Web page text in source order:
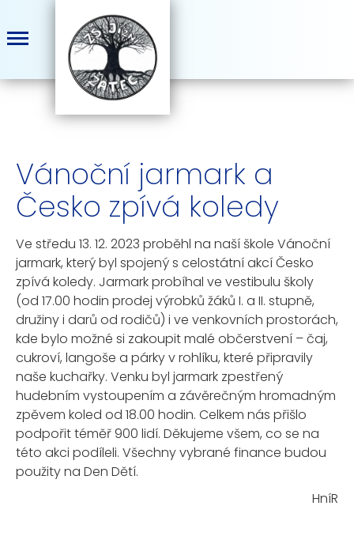
Vánoční jarmark a
Česko zpívá koledy
Ve středu 13. 12. 2023 proběhl na naší škole Vánoční
jarmark, který byl spojený s celostátní akcí Česko
zpívá koledy. Jarmark probíhal ve vestibulu školy
(od 17.00 hodin prodej výrobků žáků I. a II. stupně,
družiny i darů od rodičů) i ve venkovních prostorách,
kde bylo možné si zakoupit malé občerstvení – čaj,
cukroví, langoše a párky v rohlíku, které připravily
naše kuchařky. Venku byl jarmark zpestřený
hudebním vystoupením a závěrečným hromadným
zpěvem koled od 18.00 hodin. Celkem nás přišlo
podpořit téměř 900 lidí. Děkujeme všem, co se na
této akci podíleli. Všechny vybrané finance budou
použity na Den Dětí.
HníR